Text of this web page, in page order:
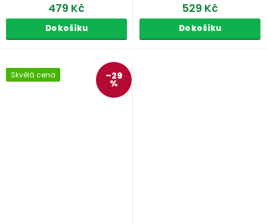
479 Kč
Do košíku
529 Kč
Do košíku
Skvělá cena –29
%